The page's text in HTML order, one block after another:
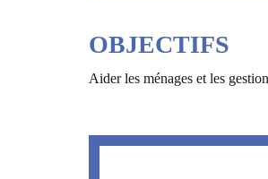
OBJECTIFS
Aider les ménages et les